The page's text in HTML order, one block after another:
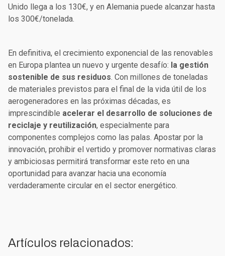
Unido llega a los 130€, y en Alemania puede alcanzar hasta
los 300€/tonelada.
En definitiva, el crecimiento exponencial de las renovables
en Europa plantea un nuevo y urgente desafío: la gestión
sostenible de sus residuos. Con millones de toneladas
de materiales previstos para el final de la vida útil de los
aerogeneradores en las próximas décadas, es
imprescindible acelerar el desarrollo de soluciones de
reciclaje y reutilización, especialmente para
componentes complejos como las palas. Apostar por la
innovación, prohibir el vertido y promover normativas claras
y ambiciosas permitirá transformar este reto en una
oportunidad para avanzar hacia una economía
verdaderamente circular en el sector energético.
Artículos relacionados: